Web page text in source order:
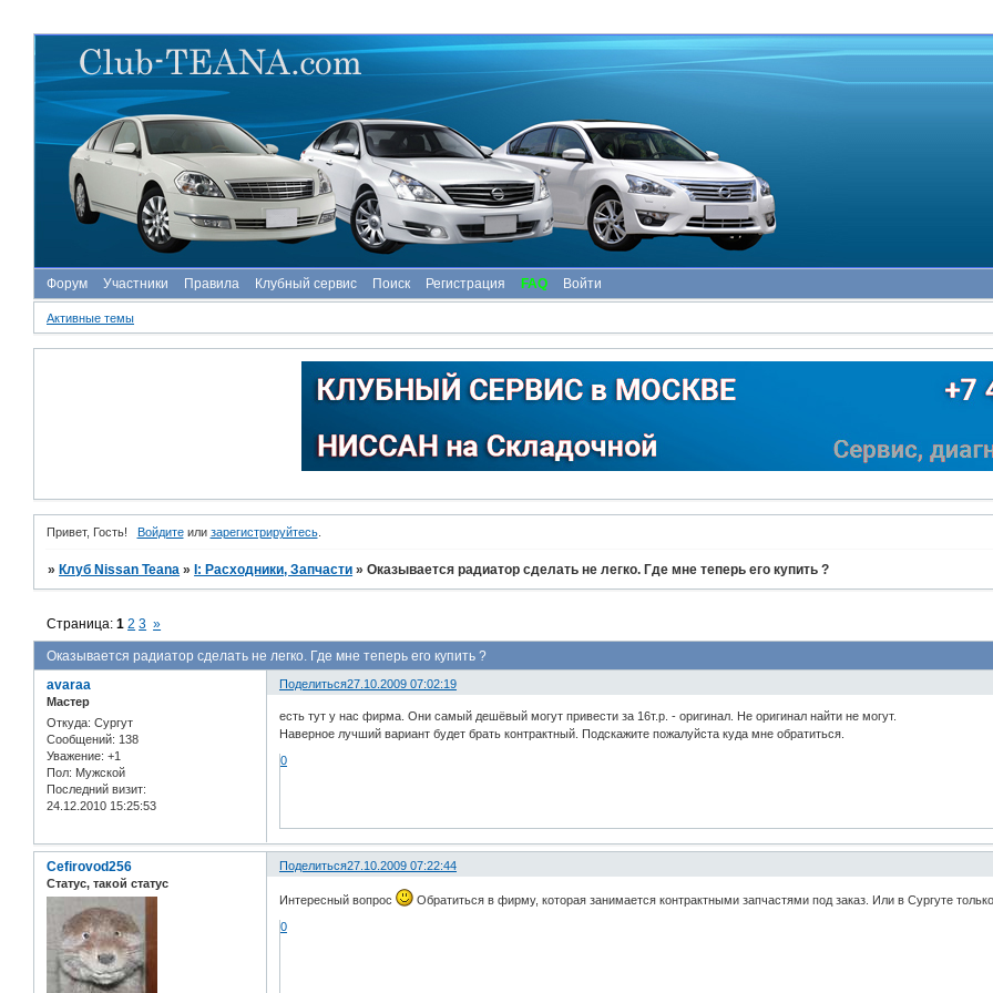
Форум Участники Правила Клубный сервис Поиск Регистрация FAQ Войти
Активные темы
Привет, Гость! Войдитеили зарегистрируйтесь.
» Клуб Nissan Teana » I: Расходники, Запчасти »Оказывается радиатор сделать не легко. Где мне теперь его купить ?
Оказывается радиатор сделать не легко. Где мне теперь его купить ?
Страница:1 2 3 »
Поделиться27.10.2009 07:02:19
avaraa
Мастер
Откуда: Сургут
Сообщений: 138
Уважение: +1
Пол: Мужской
Последний визит:
24.12.2010 15:25:53
есть тут у нас фирма. Они самый дешёвый могут привести за 16т.р. - оригинал. Не оригинал найти не могут.
Наверное лучший вариант будет брать контрактный. Подскажите пожалуйста куда мне обратиться.
0
Поделиться27.10.2009 07:22:44
Cefirovod256
Статус, такой статус
Интересный вопрос
Обратиться в фирму, которая занимается контрактными запчастями под заказ. Или в Сургуте
0